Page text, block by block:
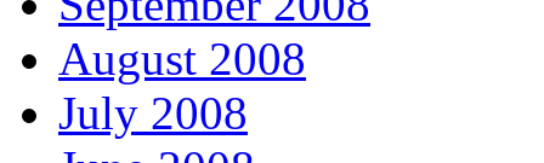
August 2008
July 2008